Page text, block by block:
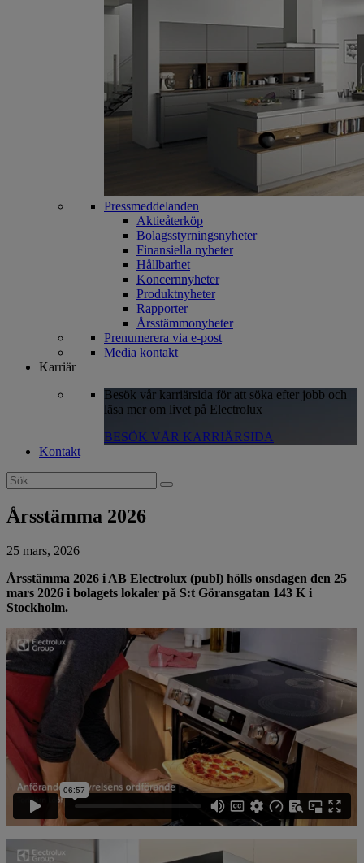
Pressmeddelanden
Aktieåterköp
Bolagsstyrningsnyheter
Finansiella nyheter
Hållbarhet
Koncernnyheter
Produktnyheter
Rapporter
Årsstämmonyheter
Prenumerera via e-post
Media kontakt
Karriär
Besök vår karriärsida för att söka efter jobb och
läsa mer om livet på Electrolux
BESÖK VÅR KARRIÄRSIDA
Kontakt
Search
for:
Årsstämma 2026
25 mars, 2026
Årsstämma 2026 i AB Electrolux (publ) hölls onsdagen den 25
mars 2026 i bolagets lokaler på S:t Göransgatan 143 K i
Stockholm.